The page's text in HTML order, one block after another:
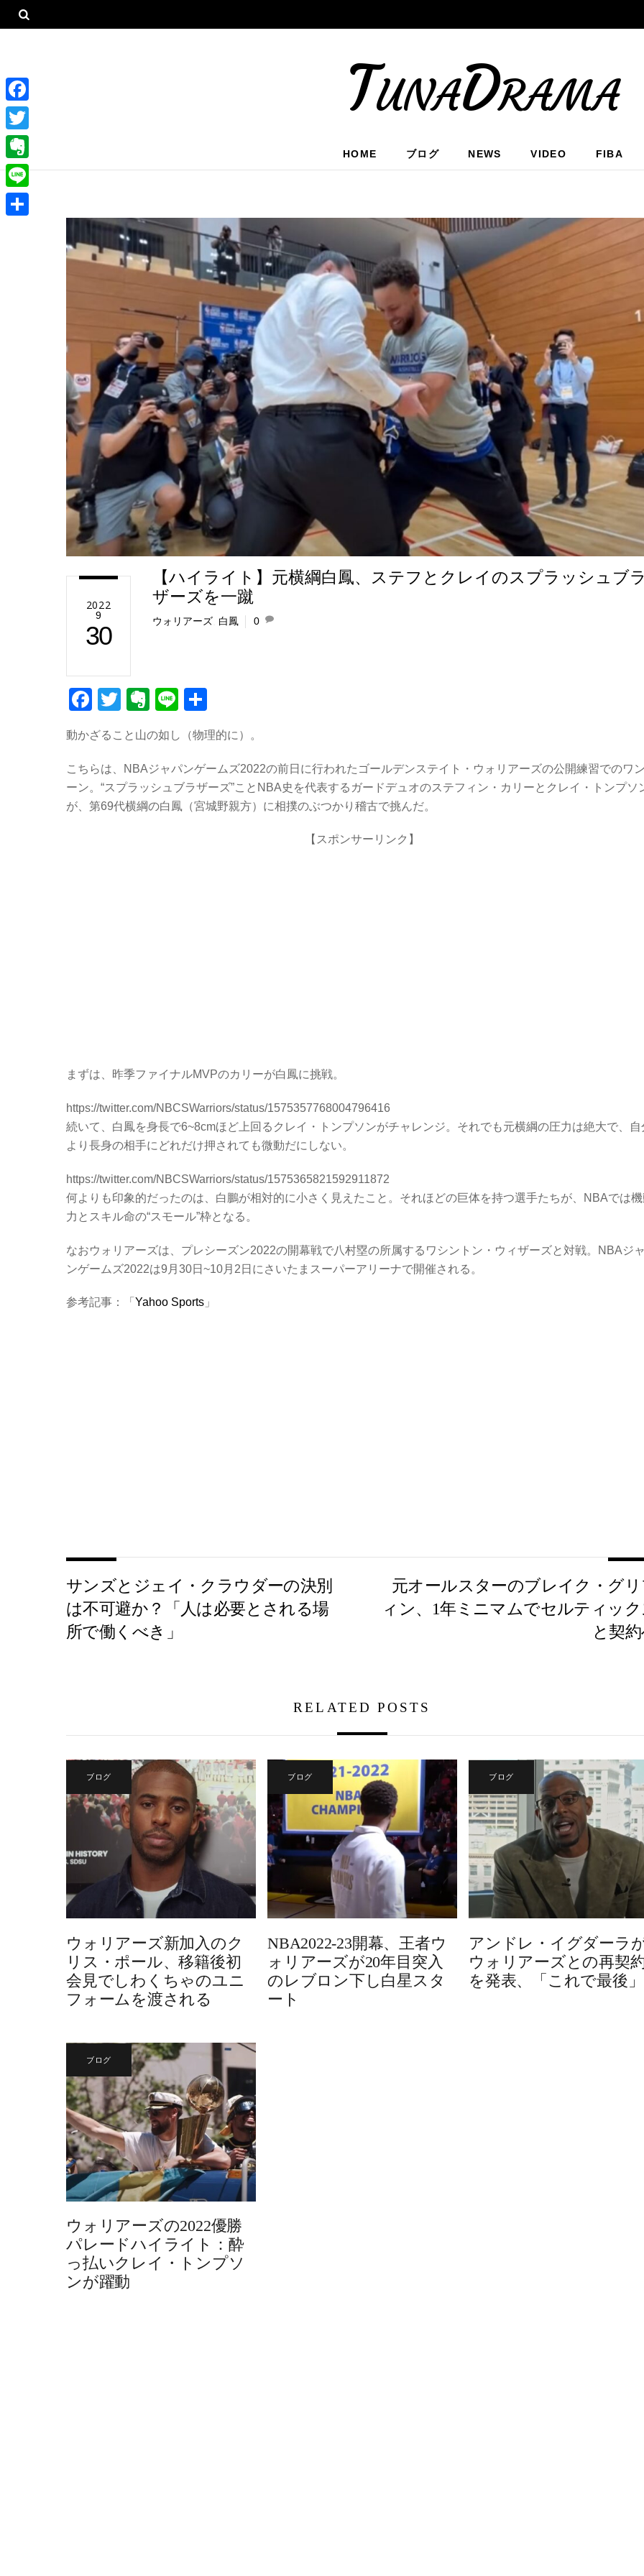
TunaDrama
HOME ブログ NEWS VIDEO FIBA
2022
9
30
【ハイライト】元横綱白鳳、ステフとクレイのスプラッシュブラ
ザーズを一蹴
ウォリアーズ 白鳳 0
F
c
e
b
o
T
tt
er
E
er
n
ot
e
Li
e
動かざること山の如し（物理的に）。
こちらは、NBAジャパンゲームズ2022の前日に行われたゴールデンステイト・ウォリアーズの公開練習でのワ
ーン。“スプラッシュブラザーズ”ことNBA史を代表するガードデュオのステフィン・カリーとクレイ・トンプソ
が、第69代横綱の白鳳（宮城野親方）に相撲のぶつかり稽古で挑んだ。
【スポンサーリンク】
まずは、昨季ファイナルMVPのカリーが白鳳に挑戦。
https://twitter.com/NBCSWarriors/status/1575357768004796416
続いて、白鳳を身長で6~8cmほど上回るクレイ・トンプソンがチャレンジ。それでも元横綱の圧力は絶大で、自
より長身の相手にどれだけ押されても微動だにしない。
https://twitter.com/NBCSWarriors/status/1575365821592911872
何よりも印象的だったのは、白鵬が相対的に小さく見えたこと。それほどの巨体を持つ選手たちが、NBAでは機
力とスキル命の“スモール”枠となる。
なおウォリアーズは、プレシーズン2022の開幕戦で八村塁の所属するワシントン・ウィザーズと対戦。NBAジ
ンゲームズ2022は9月30日~10月2日にさいたまスーパーアリーナで開催される。
参考記事：「 Yahoo Sports 」
サンズとジェイ・クラウダーの決別
は不可避か？「人は必要とされる場
所で働くべき」
元オールスターのブレイク・グリ
ィン、1年ミニマムでセルティック
と契
RELATED POSTS
ブログ
ウォリアーズ新加入のク
リス・ポール、移籍後初
会見でしわくちゃのユニ
フォームを渡される
ブログ
NBA2022-23開幕、王者ウ
ォリアーズが20年目突入
のレブロン下し白星スタ
ート
ブログ
アンドレ・イグダーラ
ウォリアーズとの再契
を発表、「これで最後」
ブログ
ウォリアーズの2022優勝
パレードハイライト：酔
っ払いクレイ・トンプソ
ンが躍動
F
a
c
e
b
T
w
i
E
v
e
L